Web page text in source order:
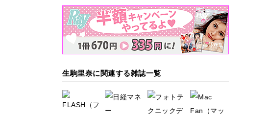
生駒里奈に関連する雑誌一覧